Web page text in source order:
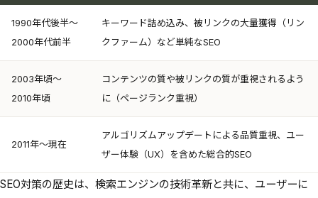
1990年代後半〜
2000年代前半
キーワード詰め込み、被リンクの大量獲得（リン
クファーム）など単純なSEO
2003年頃〜
2010年頃
コンテンツの質や被リンクの質が重視されるよう
に（ページランク重視）
2011年〜現在
アルゴリズムアップデートによる品質重視、ユー
ザー体験（UX）を含めた総合的SEO
SEO対策の歴史は、検索エンジンの技術革新と共に、ユーザーに